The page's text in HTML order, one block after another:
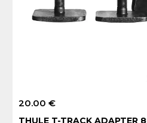
20.00 €
THULE T-TRACK ADAPTER